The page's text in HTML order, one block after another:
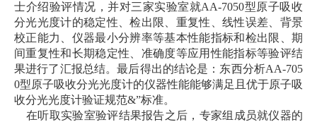
士介绍验评情况，并对三家实验室就AA-7050型原子吸收
分光光度计的稳定性、检出限、重复性、线性误差、背景
校正能力、仪器最小分辨率等基本性能指标和检出限、期
间重复性和长期稳定性、准确度等应用性能指标等验评结
果进行了汇报总结。最后得出的结论是：东西分析AA-705
0型原子吸收分光光度计的仪器性能能够满足且优于原子吸
收分光光度计验证规范&”标准。
在听取实验室验评结果报告之后，专家组成员就仪器的